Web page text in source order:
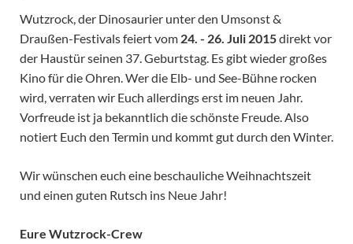
Wutzrock, der Dinosaurier unter den Umsonst &
Draußen-Festivals feiert vom 24. - 26. Juli 2015direkt vor
der Haustür seinen 37. Geburtstag. Es gibt wieder großes
Kino für die Ohren. Wer die Elb- und See-Bühne rocken
wird, verraten wir Euch allerdings erst im neuen Jahr.
Vorfreude ist ja bekanntlich die schönste Freude. Also
notiert Euch den Termin und kommt gut durch den Winter.
Wir wünschen euch eine beschauliche Weihnachtszeit
und einen guten Rutsch ins Neue Jahr!
Eure Wutzrock-Crew